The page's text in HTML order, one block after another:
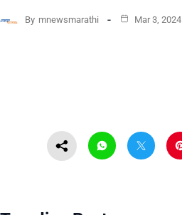
By mnewsmarathi Mar 3, 2024